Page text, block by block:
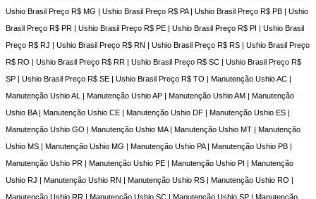
Ushio Brasil Preço R$ MG | Ushio Brasil Preço R$ PA | Ushio Brasil Preço R$ PB | Ushio
Brasil Preço R$ PR | Ushio Brasil Preço R$ PE | Ushio Brasil Preço R$ PI | Ushio Brasil
Preço R$ RJ | Ushio Brasil Preço R$ RN | Ushio Brasil Preço R$ RS | Ushio Brasil Preço
R$ RO | Ushio Brasil Preço R$ RR | Ushio Brasil Preço R$ SC | Ushio Brasil Preço R$
SP | Ushio Brasil Preço R$ SE | Ushio Brasil Preço R$ TO | Manutenção Ushio AC |
Manutenção Ushio AL | Manutenção Ushio AP | Manutenção Ushio AM | Manutenção
Ushio BA | Manutenção Ushio CE | Manutenção Ushio DF | Manutenção Ushio ES |
Manutenção Ushio GO | Manutenção Ushio MA | Manutenção Ushio MT | Manutenção
Ushio MS | Manutenção Ushio MG | Manutenção Ushio PA | Manutenção Ushio PB |
Manutenção Ushio PR | Manutenção Ushio PE | Manutenção Ushio PI | Manutenção
Ushio RJ | Manutenção Ushio RN | Manutenção Ushio RS | Manutenção Ushio RO |
Manutenção Ushio RR | Manutenção Ushio SC | Manutenção Ushio SP | Manutenção